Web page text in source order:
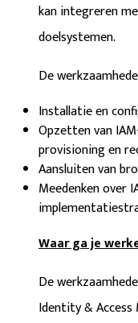
kan integreren
doelsystemen.
De
Installatie en
Opzetten van
provisioning en
Aansluiten van
Meedenken over
Waar ga je
De
Identity &